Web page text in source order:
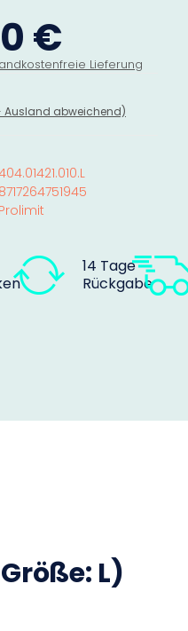
€
Lieferung
Ausland abweichend)
8717264751945
Prolimit
14 Tage
Rückgabe
L)